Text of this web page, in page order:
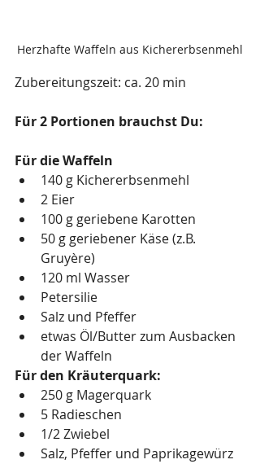
Herzhafte Waffeln aus Kichererbsenmehl
Zubereitungszeit: ca. 20 min
Für 2 Portionen brauchst Du:
Für die Waffeln
140 g Kichererbsenmehl
2 Eier
100 g geriebene Karotten
50 g geriebener Käse (z.B.
Gruyère)
120 ml Wasser
Petersilie
Salz und Pfeffer
etwas Öl/Butter zum Ausbacken
der Waffeln
Für den Kräuterquark:
250 g Magerquark
5 Radieschen
1/2 Zwiebel
Salz, Pfeffer und Paprikagewürz